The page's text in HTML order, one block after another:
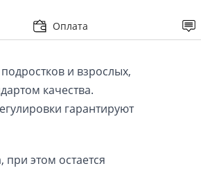
Оплата
и взрослых,
качества.
гарантируют
при этом остается